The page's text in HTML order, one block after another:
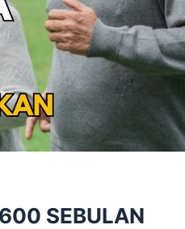
SEBULAN